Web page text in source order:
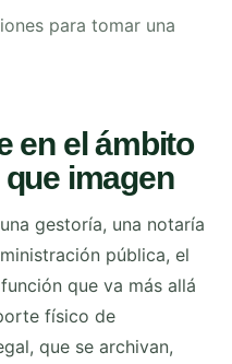
para tomar una
en el ámbito
imagen
gestoría, una notaría
pública, el
que va más allá
físico de
que se archivan,